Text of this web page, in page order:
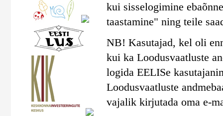
kui sisselogimine
taastamine" ning teile
NB! Kasutajad, kel oli
kui ka Loodusvaatluste
logida EELISe
Loodusvaatluste
vajalik kirjutada oma e-